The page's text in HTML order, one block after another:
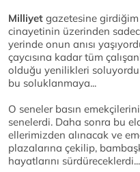
Milliyet gazetesine girdiğim
cinayetinin üzerinden
yerinde onun anısı
çaycısına kadar tüm
olduğu yenilikleri
bu soluklanmaya...
O seneler basın
senelerdi. Daha sonra bu
ellerimizden alınacak ve
plazalarına çekilip,
hayatlarını sürdüreceklerdi...